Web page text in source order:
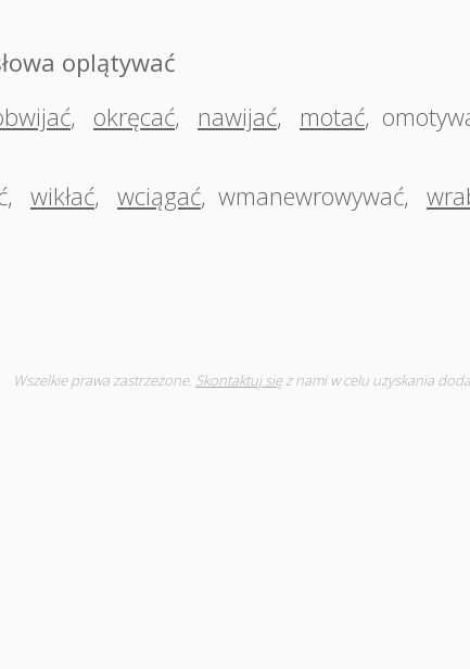
oplątywać
, okręcać, nawijać, motać,
, wikłać, wciągać, wmanewrowywać,
Wszelkie prawa zastrzeżone. Skontaktuj sięz nami w celu uzyskania